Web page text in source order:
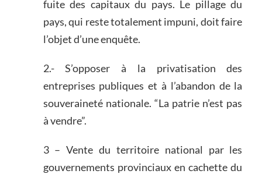
fuite des capitaux du pays. Le pillage du
pays, qui reste totalement impuni, doit faire
l’objet d’une enquête.
2.- S’opposer à la privatisation des
entreprises publiques et à l’abandon de la
souveraineté nationale. “La patrie n’est pas
à vendre”.
3 – Vente du territoire national par les
gouvernements provinciaux en cachette du